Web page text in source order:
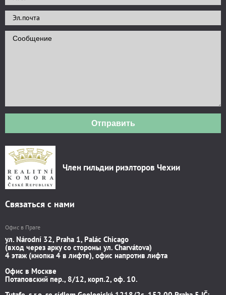
Отправить
Член гильдии риэлторов Чехии
Связаться с нами
Офис в Праге
ул. Národní 32, Praha 1, Palác Chicago
(вход через арку со стороны ул. Charvátova)
4 этаж (кнопка 4 в лифте), офис напротив лифта
Офис в Москве
Потаповский пер., 8/12, корп.2, оф. 10.